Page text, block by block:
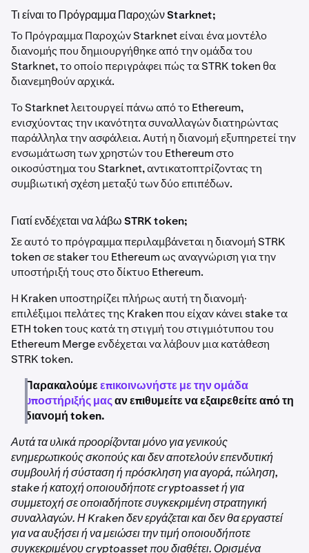
Τι είναι το Πρόγραμμα Παροχών Starknet;
Το Πρόγραμμα Παροχών Starknet είναι ένα μοντέλο
διανομής που δημιουργήθηκε από την ομάδα του
Starknet, το οποίο περιγράφει πώς τα STRK token θα
διανεμηθούν αρχικά.
Το Starknet λειτουργεί πάνω από το Ethereum,
ενισχύοντας την ικανότητα συναλλαγών διατηρώντας
παράλληλα την ασφάλεια. Αυτή η διανομή εξυπηρετεί την
ενσωμάτωση των χρηστών του Ethereum στο
οικοσύστημα του Starknet, αντικατοπτρίζοντας τη
συμβιωτική σχέση μεταξύ των δύο επιπέδων.
Γιατί ενδέχεται να λάβω STRK token;
Σε αυτό το πρόγραμμα περιλαμβάνεται η διανομή STRK
token σε staker του Ethereum ως αναγνώριση για την
υποστήριξή τους στο δίκτυο Ethereum.
Η Kraken υποστηρίζει πλήρως αυτή τη διανομή·
επιλέξιμοι πελάτες της Kraken που είχαν κάνει stake τα
ETH token τους κατά τη στιγμή του στιγμιότυπου του
Ethereum Merge ενδέχεται να λάβουν μια κατάθεση
STRK token.
Παρακαλούμεεπικοινωνήστε με την ομάδα
υποστήριξής μαςαν επιθυμείτε να εξαιρεθείτε από τη
διανομή token.
Αυτά τα υλικά προορίζονται μόνο για γενικούς
ενημερωτικούς σκοπούς και δεν αποτελούν επενδυτική
συμβουλή ή σύσταση ή πρόσκληση για αγορά, πώληση,
stake ή κατοχή οποιουδήποτε cryptoasset ή για
συμμετοχή σε οποιαδήποτε συγκεκριμένη στρατηγική
συναλλαγών. Η Kraken δεν εργάζεται και δεν θα εργαστεί
για να αυξήσει ή να μειώσει την τιμή οποιουδήποτε
συγκεκριμένου cryptoasset που διαθέτει. Ορισμένα